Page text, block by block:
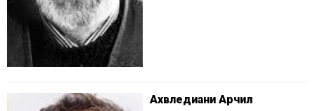
Ахвледиани Арчил